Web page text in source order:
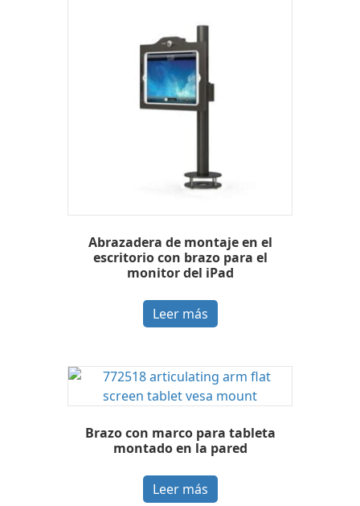
Abrazadera de montaje en el
escritorio con brazo para el
monitor del iPad
Leer más
Brazo con marco para tableta
montado en la pared
Leer más